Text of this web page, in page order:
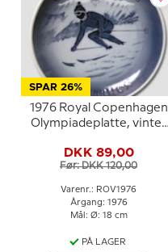
SPAR 26%
1976 Royal Copenhagen
Olympiadeplatte, vinter
DKK 89,00
Før: DKK 120,00
Varenr.: ROV1976
Årgang: 1976
Mål: Ø: 18 cm
PÅ LAGER